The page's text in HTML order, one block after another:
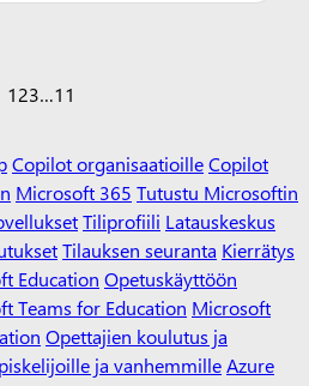
123…11
Copilot organisaatioilleCopilot
Microsoft 365 Tutustu Microsoftin
Tiliprofiili Latauskeskus
Tilauksen seuranta Kierrätys
Education Opetuskäyttöön
Teams for Education Microsoft
Opettajien koulutus ja
ja vanhemmilleAzure